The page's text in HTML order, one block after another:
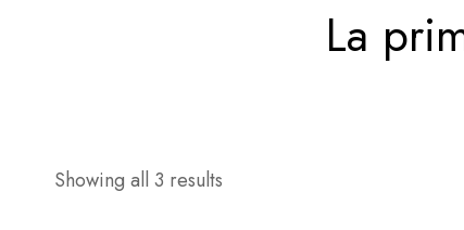
La
Showing all 3 results